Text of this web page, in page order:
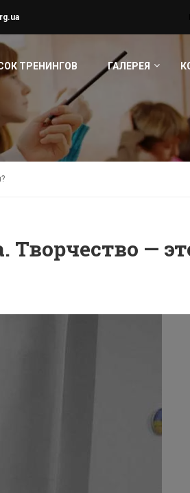
ТРЕНИНГОВ ГАЛЕРЕЯ
—